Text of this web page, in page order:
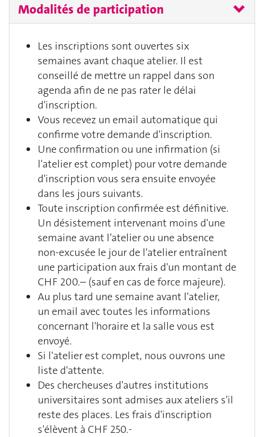
Modalités de participation
Les inscriptions sont ouvertes six
semaines avant chaque atelier. Il est
conseillé de mettre un rappel dans son
agenda afin de ne pas rater le délai
d'inscription.
Vous recevez un email automatique qui
confirme votre demande d'inscription.
Une confirmation ou une infirmation (si
l'atelier est complet) pour votre demande
d'inscription vous sera ensuite envoyée
dans les jours suivants.
Toute inscription confirmée est définitive.
Un désistement intervenant moins d'une
semaine avant l’atelier ou une absence
non-excusée le jour de l'atelier entraînent
une participation aux frais d'un montant de
CHF 200.– (sauf en cas de force majeure).
Au plus tard une semaine avant l'atelier,
un email avec toutes les informations
concernant l'horaire et la salle vous est
envoyé.
Si l'atelier est complet, nous ouvrons une
liste d'attente.
Des chercheuses d'autres institutions
universitaires sont admises aux ateliers s'il
reste des places. Les frais d'inscription
s'élèvent à CHF 250.-